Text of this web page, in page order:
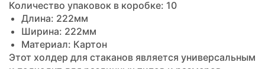
Количество упаковок в коробке: 10
Длина: 222мм
Ширина: 222мм
Материал: Картон
Этот холдер для стаканов является универсальным